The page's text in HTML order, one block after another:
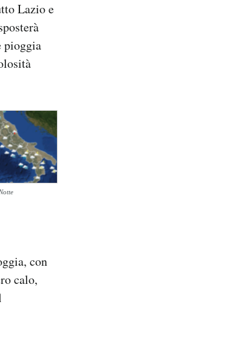
Lazio e
pioggia
Notte
con
calo,